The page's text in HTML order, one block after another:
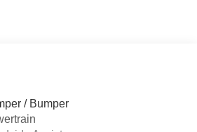
Mount Stop Light
and 2 Tow Hooks
/ Bumper